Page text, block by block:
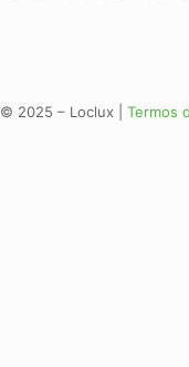
© 2025 – Loclux | Termos